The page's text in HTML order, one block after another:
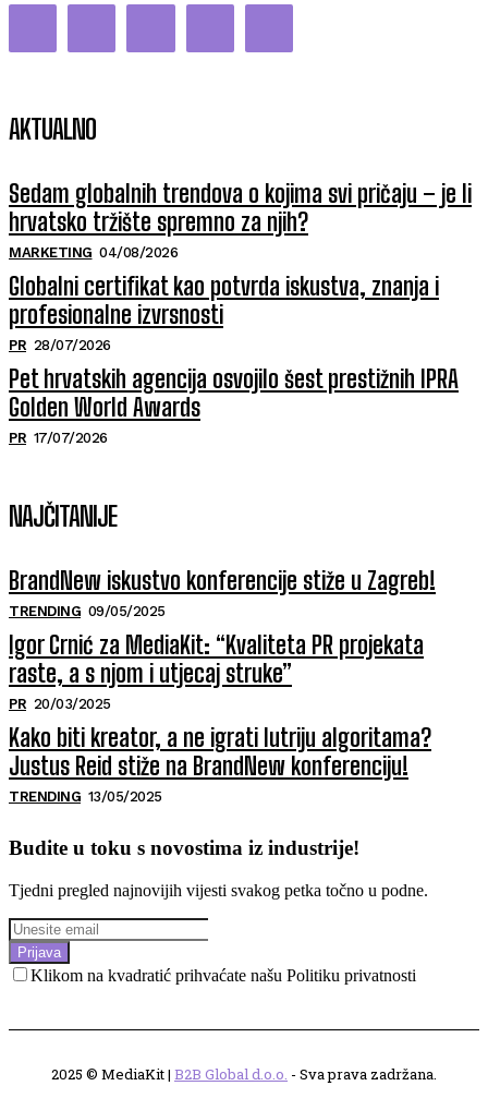
AKTUALNO
Sedam globalnih trendova o kojima svi pričaju – je li
hrvatsko tržište spremno za njih?
MARKETING 04/08/2026
Globalni certifikat kao potvrda iskustva, znanja i
profesionalne izvrsnosti
PR 28/07/2026
Pet hrvatskih agencija osvojilo šest prestižnih IPRA
Golden World Awards
PR 17/07/2026
NAJČITANIJE
BrandNew iskustvo konferencije stiže u Zagreb!
TRENDING 09/05/2025
Igor Crnić za MediaKit: “Kvaliteta PR projekata
raste, a s njom i utjecaj struke”
PR 20/03/2025
Kako biti kreator, a ne igrati lutriju algoritama?
Justus Reid stiže na BrandNew konferenciju!
TRENDING 13/05/2025
Budite u toku s novostima iz industrije!
Tjedni pregled najnovijih vijesti svakog petka točno u podne.
Prijava
Klikom na kvadratić prihvaćate našu Politiku privatnosti
2025 © MediaKit | B2B Global d.o.o. - Sva prava zadržana.